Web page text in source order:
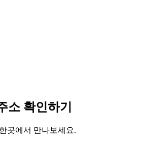
소 확인하기
곳에서 만나보세요.